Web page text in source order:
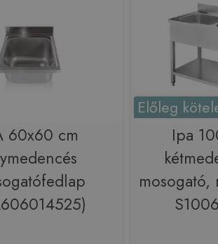
60x60 cm
Előleg
Ipa
mosogató,